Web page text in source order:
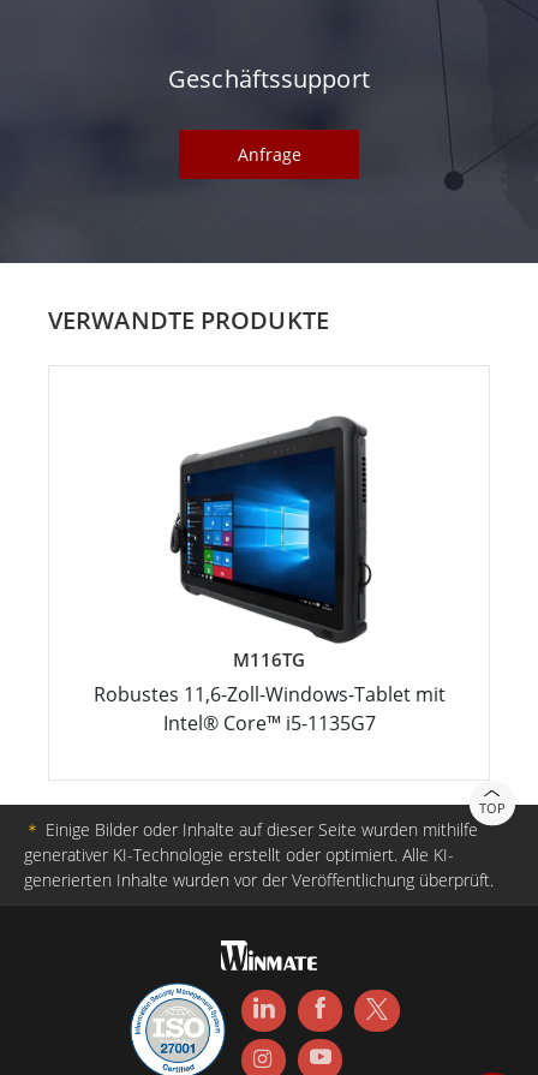
Geschäftssupport
Anfrage
VERWANDTE PRODUKTE
M116TG
Robustes 11,6-Zoll-Windows-Tablet mit
Intel® Core™ i5-1135G7
TOP
＊ Einige Bilder oder Inhalte auf dieser Seite wurden mithilfe
generativer KI-Technologie erstellt oder optimiert. Alle KI-
generierten Inhalte wurden vor der Veröffentlichung überprüft.